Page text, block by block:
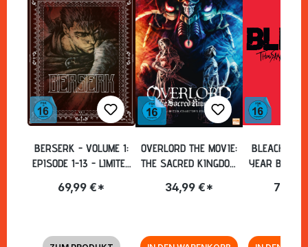
BERSERK - VOLUME 1:
EPISODE 1-13 - LIMITED
69,99 €*
OVERLORD THE MOVIE:
THE SACRED KINGDOM
[BLU-RAY]
34,99 €*
BLEACH -
YEAR BLOOD
STAFFEL -
[BLU-RAY]
79,99